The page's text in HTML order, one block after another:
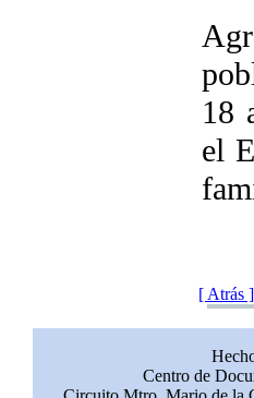
18
el
[ Atrás ]
Centro de